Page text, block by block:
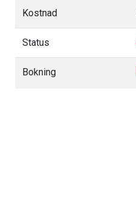
Kostnad
Status
Bokning